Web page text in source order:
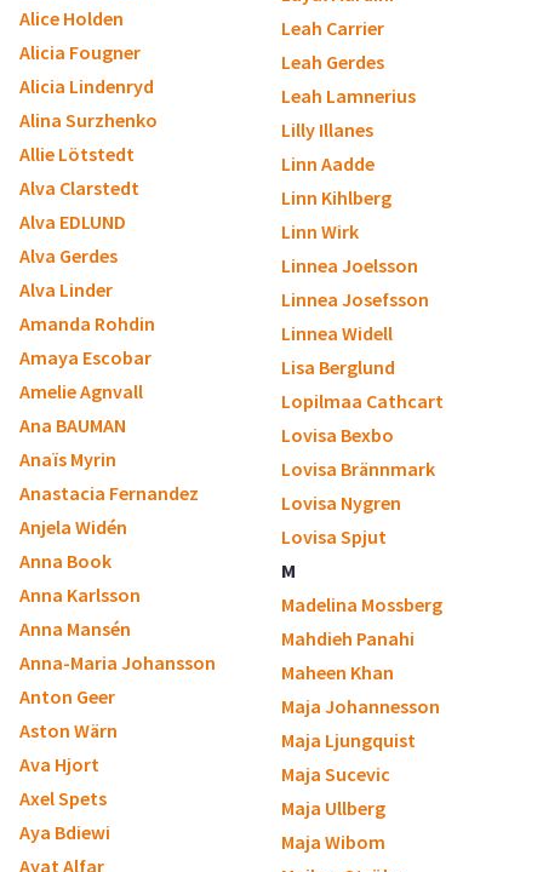
Alice Holden
Alicia Fougner
Alicia Lindenryd
Alina Surzhenko
Allie Lötstedt
Alva Clarstedt
Alva EDLUND
Alva Gerdes
Alva Linder
Amanda Rohdin
Amaya Escobar
Amelie Agnvall
Ana BAUMAN
Anaïs Myrin
Anastacia Fernandez
Anjela Widén
Anna Book
Anna Karlsson
Anna Mansén
Anna-Maria Johansson
Anton Geer
Aston Wärn
Ava Hjort
Axel Spets
Aya Bdiewi
Ayat Alfar
Leah Carrier
Leah Gerdes
Leah Lamnerius
Lilly Illanes
Linn Aadde
Linn Kihlberg
Linn Wirk
Linnea Joelsson
Linnea Josefsson
Linnea Widell
Lisa Berglund
Lopilmaa Cathcart
Lovisa Bexbo
Lovisa Brännmark
Lovisa Nygren
Lovisa Spjut
M
Madelina Mossberg
Mahdieh Panahi
Maheen Khan
Maja Johannesson
Maja Ljungquist
Maja Sucevic
Maja Ullberg
Maja Wibom